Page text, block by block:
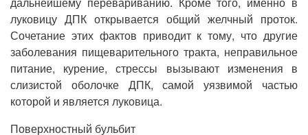
луковицу ДПК открывается общий желчный проток.
Сочетание этих фактов приводит к тому, что другие
заболевания пищеварительного тракта, неправильное
питание, курение, стрессы вызывают изменения в
слизистой оболочке ДПК, самой уязвимой частью
которой и является луковица.
Поверхностный бульбит